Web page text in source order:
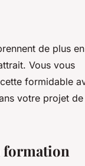
de plus
Vous vous
formidable
votre projet de
formation